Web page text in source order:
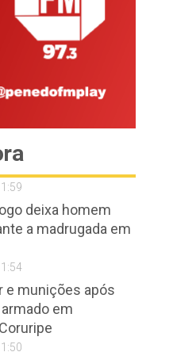
deixa homem
a madrugada em
e munições após
em